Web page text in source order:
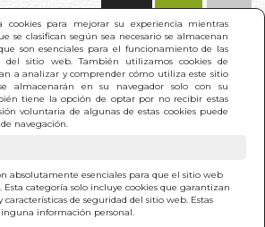
cookies para mejorar su experiencia mientras
se clasifican según sea necesario se almacenan
son esenciales para el funcionamiento de las
del sitio web. También utilizamos cookies de
a analizar y comprender cómo utiliza este sitio
almacenarán en su navegador solo con su
tiene la opción de optar por no recibir estas
voluntaria de algunas de estas cookies puede
navegación.
absolutamente esenciales para que el sitio web
categoría solo incluye cookies que garantizan
características de seguridad del sitio web. Estas
información personal.
DORADA (4 TOMOS). LA